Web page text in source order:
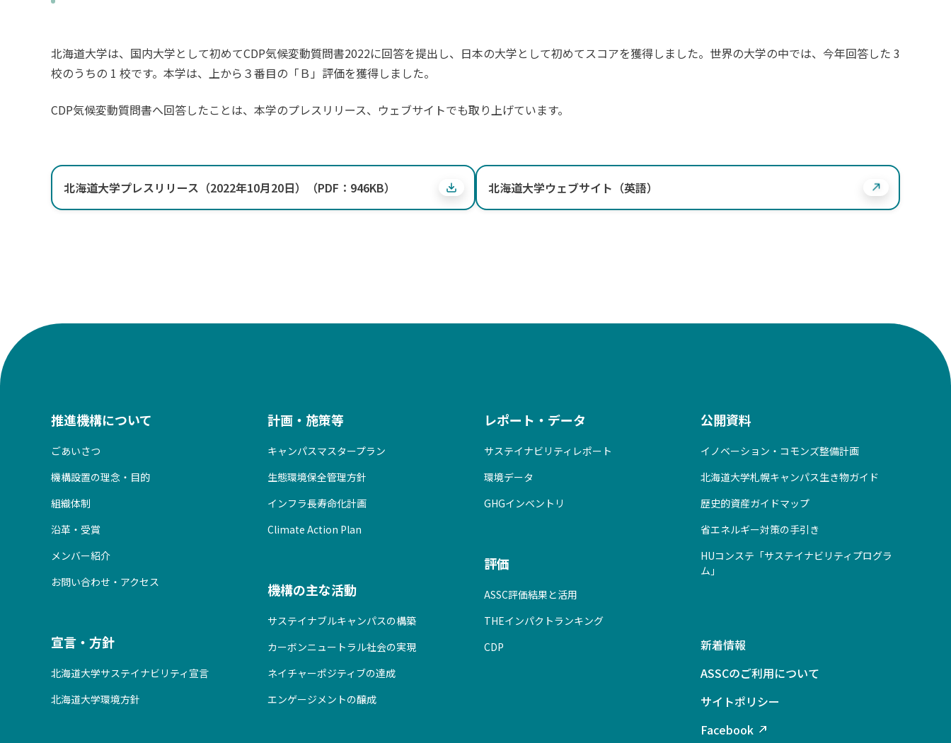
北海道大学は、国内大学として初めてCDP気候変動質問書2022に回答を提出し、日本の大学として初めてスコアを獲得しました。世界の大学の中では、今年回答した 3
校のうちの 1 校です。本学は、上から３番目の「Ｂ」評価を獲得しました。
CDP気候変動質問書へ回答したことは、本学のプレスリリース、ウェブサイトでも取り上げています。
北海道大学プレスリリース（2022年10月20日）（PDF：946KB） 北海道大学ウェブサイト（英語）
推進機構について
ごあいさつ
機構設置の理念・目的
組織体制
沿革・受賞
メンバー紹介
お問い合わせ・アクセス
宣言・方針
北海道大学サステイナビリティ宣言
北海道大学環境方針
計画・施策等
キャンパスマスタープラン
生態環境保全管理方針
インフラ長寿命化計画
Climate Action Plan
機構の主な活動
サステイナブルキャンパスの構築
カーボンニュートラル社会の実現
ネイチャーポジティブの達成
エンゲージメントの醸成
レポート・データ
サステイナビリティレポート
環境データ
GHGインベントリ
評価
ASSC評価結果と活用
THEインパクトランキング
CDP
公開資料
イノベーション・コモンズ整備計画
北海道大学札幌キャンパス生き物ガイド
歴史的資産ガイドマップ
省エネルギー対策の手引き
HUコンステ「サステイナビリティプログラ
ム」
新着情報
ASSCのご利用について
サイトポリシー
Facebook